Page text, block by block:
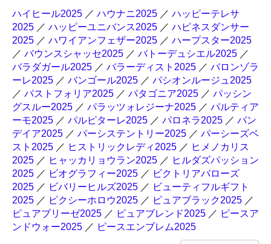
ハイヒール2025 ／ ハウナニ2025 ／ ハッピーテレサ
2025 ／ ハッピーユニバンス2025 ／ ハピネスダンサー
2025 ／ ハワイアンフェザー2025 ／ ハープスター2025
／ バウンスシャッセ2025 ／ バトーデュシエル2025 ／
バラダガール2025 ／ バラーディスト2025 ／ バロンゾラ
ーレ2025 ／ バンゴール2025 ／ パシオンルージュ2025
／ パストフォリア2025 ／ パタゴニア2025 ／ パッシン
グスルー2025 ／ パラッツォレジーナ2025 ／ パルティア
ーモ2025 ／ パルピターレ2025 ／ パロネラ2025 ／ パン
デイア2025 ／ パーシステントリー2025 ／ パーシーズベ
スト2025 ／ ヒストリックレディ2025 ／ ヒメノカリス
2025 ／ ヒャッカリョウラン2025 ／ ヒルダズパッション
2025 ／ ビオグラフィー2025 ／ ビクトリアバローズ
2025 ／ ビバリーヒルズ2025 ／ ビューティフルギフト
2025 ／ ピクシーホロウ2025 ／ ピュアブラック2025 ／
ピュアブリーゼ2025 ／ ピュアブレンド2025 ／ ピースア
ンドウォー2025 ／ ピースエンブレム2025